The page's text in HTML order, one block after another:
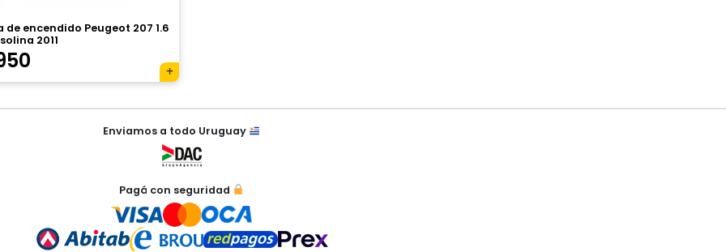
de encendido Peugeot 207 1.6
2011
Enviamos a todo Uruguay
Pagá con seguridad